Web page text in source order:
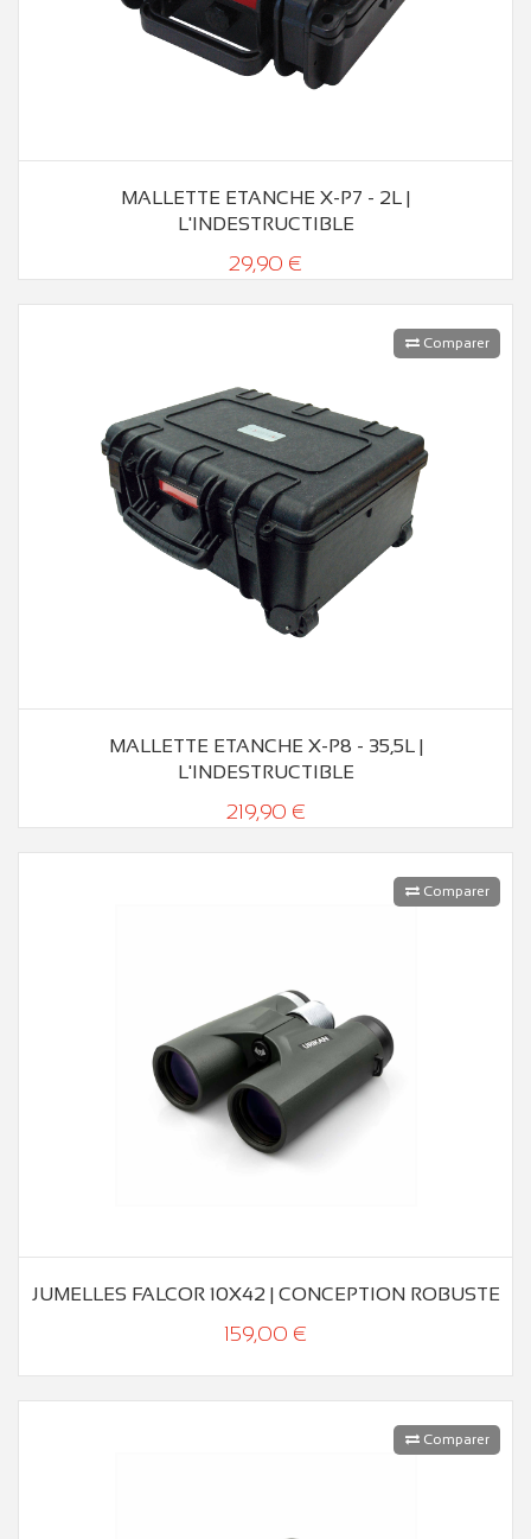
MALLETTE ETANCHE X-P7 - 2L |
L'INDESTRUCTIBLE
29,90 €
Comparer
MALLETTE ETANCHE X-P8 - 35,5L |
L'INDESTRUCTIBLE
219,90 €
Comparer
JUMELLES FALCOR 10X42 | CONCEPTION ROBUSTE
159,00 €
Comparer